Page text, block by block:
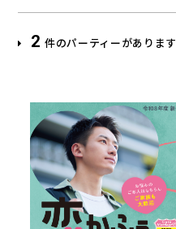
2 件のパーティーがあります